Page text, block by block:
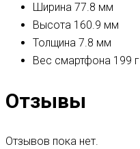
Ширина 77.8 мм
Высота 160.9 мм
Толщина 7.8 мм
Вес смартфона 199 г
Отзывы
Отзывов пока нет.